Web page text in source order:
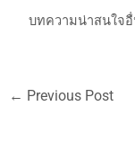
บทความน่าสนใจ
← Previous Post